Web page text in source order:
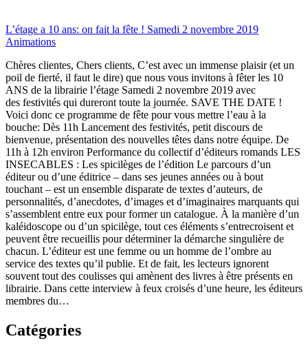
L’étage a 10 ans: on fait la fête ! Samedi 2 novembre 2019
Animations
Chères clientes, Chers clients, C’est avec un immense plaisir (et un
poil de fierté, il faut le dire) que nous vous invitons à fêter les 10
ANS de la librairie l’étage Samedi 2 novembre 2019 avec
des festivités qui dureront toute la journée. SAVE THE DATE !
Voici donc ce programme de fête pour vous mettre l’eau à la
bouche: Dès 11h Lancement des festivités, petit discours de
bienvenue, présentation des nouvelles têtes dans notre équipe. De
11h à 12h environ Performance du collectif d’éditeurs romands LES
INSECABLES : Les spicilèges de l’édition Le parcours d’un
éditeur ou d’une éditrice – dans ses jeunes années ou à bout
touchant – est un ensemble disparate de textes d’auteurs, de
personnalités, d’anecdotes, d’images et d’imaginaires marquants qui
s’assemblent entre eux pour former un catalogue. À la manière d’un
kaléidoscope ou d’un spicilège, tout ces éléments s’entrecroisent et
peuvent être recueillis pour déterminer la démarche singulière de
chacun. L’éditeur est une femme ou un homme de l’ombre au
service des textes qu’il publie. Et de fait, les lecteurs ignorent
souvent tout des coulisses qui amènent des livres à être présents en
librairie. Dans cette interview à feux croisés d’une heure, les éditeurs
membres du…
Catégories